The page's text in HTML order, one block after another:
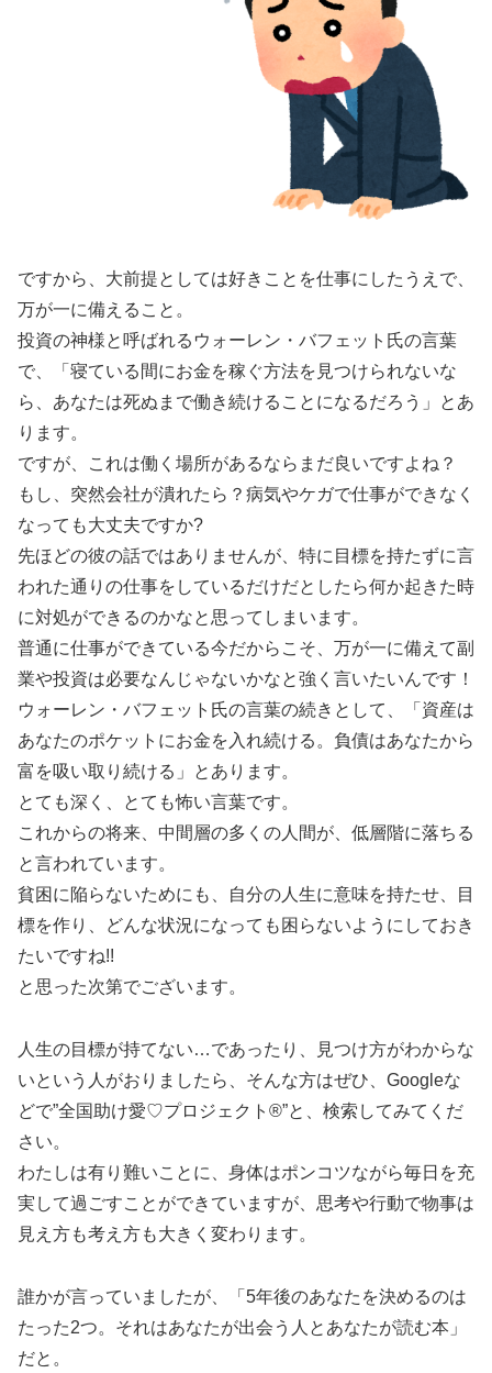
ですから、大前提としては好きことを仕事にしたうえで、
万が一に備えること。
投資の神様と呼ばれるウォーレン・バフェット氏の言葉
で、「寝ている間にお金を稼ぐ方法を見つけられないな
ら、あなたは死ぬまで働き続けることになるだろう」とあ
ります。
ですが、これは働く場所があるならまだ良いですよね？
もし、突然会社が潰れたら？病気やケガで仕事ができなく
なっても大丈夫ですか?
先ほどの彼の話ではありませんが、特に目標を持たずに言
われた通りの仕事をしているだけだとしたら何か起きた時
に対処ができるのかなと思ってしまいます。
普通に仕事ができている今だからこそ、万が一に備えて副
業や投資は必要なんじゃないかなと強く言いたいんです！
ウォーレン・バフェット氏の言葉の続きとして、「資産は
あなたのポケットにお金を入れ続ける。負債はあなたから
富を吸い取り続ける」とあります。
とても深く、とても怖い言葉です。
これからの将来、中間層の多くの人間が、低層階に落ちる
と言われています。
貧困に陥らないためにも、自分の人生に意味を持たせ、目
標を作り、どんな状況になっても困らないようにしておき
たいですね!!
と思った次第でございます。
人生の目標が持てない…であったり、見つけ方がわからな
いという人がおりましたら、そんな方はぜひ、Googleな
どで”全国助け愛♡プロジェクト®️”と、検索してみてくだ
さい。
わたしは有り難いことに、身体はポンコツながら毎日を充
実して過ごすことができていますが、思考や行動で物事は
見え方も考え方も大きく変わります。
誰かが言っていましたが、「5年後のあなたを決めるのは
たった2つ。それはあなたが出会う人とあなたが読む本」
だと。